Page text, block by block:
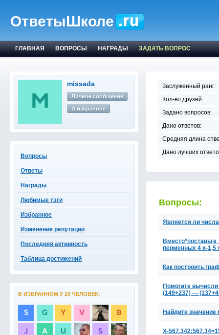
ОтветыШколе
ГЛАВНАЯ ВОПРОСЫ НАГРАДЫ ЗАДАТЬ ВОПРОС
missada
Личное сообщение
В избранное
Вопросы
Ответы
Награды
Любимые тэги
Избранное
Изменение репутации
Последняя активность
Таблица достижений
В ИЗБРАННОМ У 20 ЧЕЛОВЕК:
Заслуженный ранг:
Кол-во друзей:
Задано вопросов:
Дано ответов:
Средняя длина
Дано лучших
Вопросы:
Является ли
перменных 4 х-1,5
Как построить
Помогите
(149+237) —
Найдите
X-